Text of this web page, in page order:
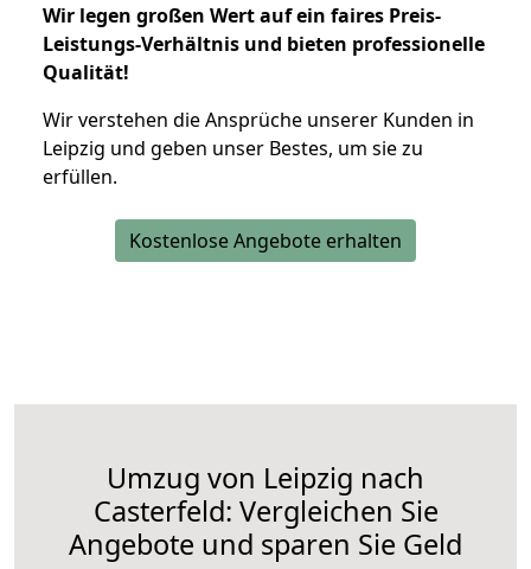
Wir legen großen Wert auf ein faires Preis-
Leistungs-Verhältnis und bieten professionelle
Qualität!
Wir verstehen die Ansprüche unserer Kunden in
Leipzig und geben unser Bestes, um sie zu
erfüllen.
Kostenlose Angebote erhalten
Umzug von Leipzig nach
Casterfeld: Vergleichen Sie
Angebote und sparen Sie Geld